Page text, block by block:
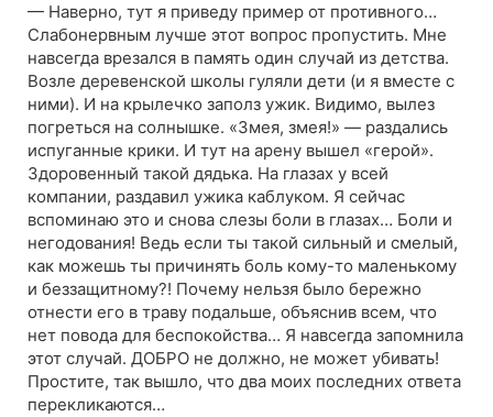
— Наверно, тут я приведу пример от противного…
Слабонервным лучше этот вопрос пропустить. Мне
навсегда врезался в память один случай из детства.
Возле деревенской школы гуляли дети (и я вместе с
ними). И на крылечко заполз ужик. Видимо, вылез
погреться на солнышке. «Змея, змея!» — раздались
испуганные крики. И тут на арену вышел «герой».
Здоровенный такой дядька. На глазах у всей
компании, раздавил ужика каблуком. Я сейчас
вспоминаю это и снова слезы боли в глазах… Боли и
негодования! Ведь если ты такой сильный и смелый,
как можешь ты причинять боль кому-то маленькому
и беззащитному?! Почему нельзя было бережно
отнести его в траву подальше, объяснив всем, что
нет повода для беспокойства… Я навсегда запомнила
этот случай. ДОБРО не должно, не может убивать!
Простите, так вышло, что два моих последних ответа
перекликаются…